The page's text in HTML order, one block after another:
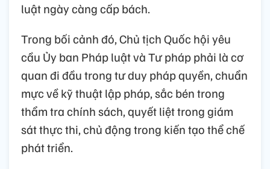
luật ngày càng cấp bách.
Trong bối cảnh đó, Chủ tịch Quốc hội yêu
cầu Ủy ban Pháp luật và Tư pháp phải là cơ
quan đi đầu trong tư duy pháp quyền, chuẩn
mực về kỹ thuật lập pháp, sắc bén trong
thẩm tra chính sách, quyết liệt trong giám
sát thực thi, chủ động trong kiến tạo thể chế
phát triển.